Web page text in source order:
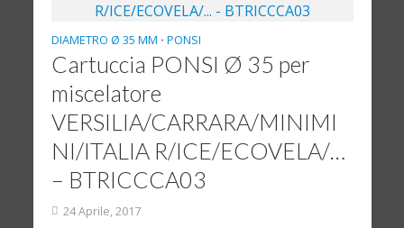
DIAMETRO Ø 35 MM • PONSI
Cartuccia PONSI Ø 35 per
miscelatore
VERSILIA/CARRARA/MINIMI
NI/ITALIA R/ICE/ECOVELA/…
– BTRICCCA03
24 Aprile, 2017